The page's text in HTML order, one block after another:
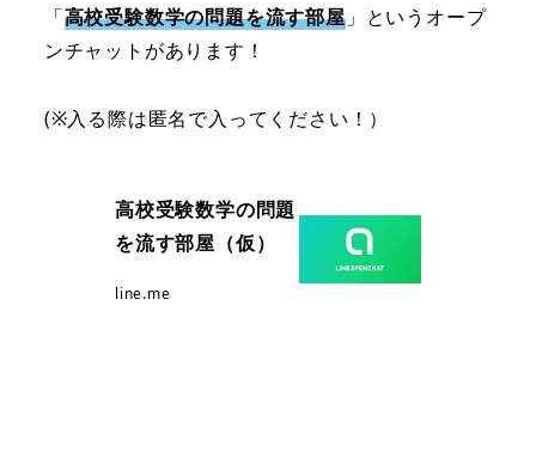
「高校受験数学の問題を流す部屋」というオープ
ンチャットがあります！
(※入る際は匿名で入ってください！）
高校受験数学の問題
を流す部屋（仮）
line.me